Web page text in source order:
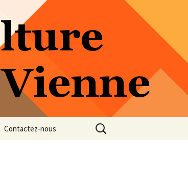
Contactez-nous
Rechercher :